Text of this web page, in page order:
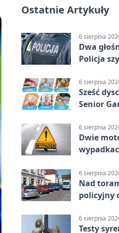
Ostatnie Artykuły
6 sierpnia
Dwa
Policja
6 sierpnia
Sześć
Senior
6 sierpnia
Dwie
6 sierpnia
Nad
policyjny
6 sierpnia
Testy